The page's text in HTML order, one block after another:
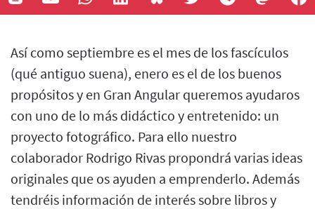
Así como septiembre es el mes de los fascículos
(qué antiguo suena), enero es el de los buenos
propósitos y en Gran Angular queremos ayudaros
con uno de lo más didáctico y entretenido: un
proyecto fotográfico. Para ello nuestro
colaborador Rodrigo Rivas propondrá varias ideas
originales que os ayuden a emprenderlo. Además
tendréis información de interés sobre libros y